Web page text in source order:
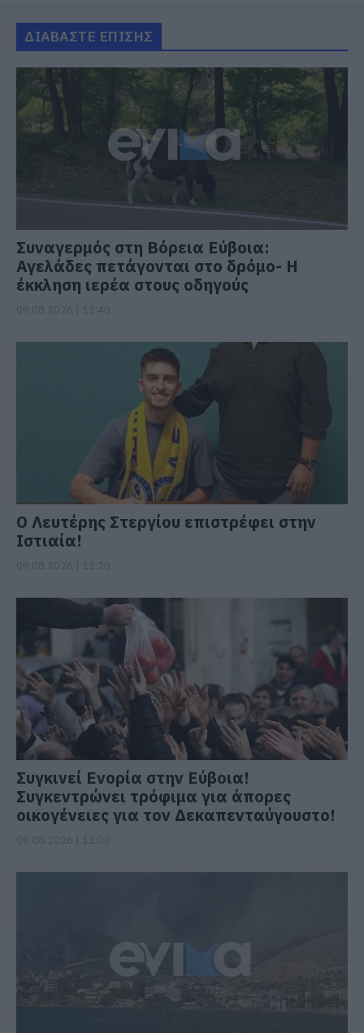
ΔΙΑΒΑΣΤΕ ΕΠΙΣΗΣ
Συναγερμός στη Βόρεια Εύβοια:
Αγελάδες πετάγονται στο δρόμο- Η
έκκληση ιερέα στους οδηγούς
Ο Λευτέρης Στεργίου επιστρέφει στην
Ιστιαία!
Συγκινεί Ενορία στην Εύβοια!
Συγκεντρώνει τρόφιμα για άπορες
οικογένειες για τον Δεκαπενταύγουστο!